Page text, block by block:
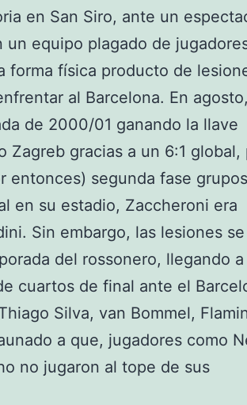
en San Siro, ante un
un equipo plagado de
forma física producto de
al Barcelona. En
de 2000/01 ganando la llave
Zagreb gracias a un 6:1 global,
entonces) segunda fase
en su estadio, Zaccheroni era
Sin embargo, las lesiones
del rossonero, llegando a
cuartos de final ante el
Silva, van Bommel,
a que, jugadores como
no jugaron al tope de sus